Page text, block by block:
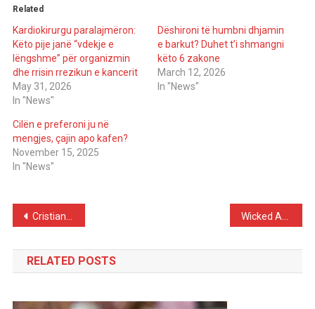
Related
Kardiokirurgu paralajmëron:
Këto pije janë “vdekje e
lëngshme” për organizmin
dhe rrisin rrezikun e kancerit
May 31, 2026
In "News"
Dëshironi të humbni dhjamin
e barkut? Duhet t’i shmangni
këto 6 zakone
March 12, 2026
In "News"
Cilën e preferoni ju në
mengjes, çajin apo kafen?
November 15, 2025
In "News"
Post
navigation
Cristiano Ronaldo Shares Heartfelt Story: Losing His Son Brought Him Closer to Georgina, “Now I Have a Blessed Family”
RELATED POSTS